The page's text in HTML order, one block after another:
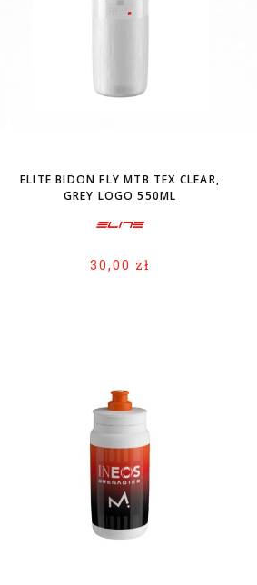
ELITE BIDON FLY MTB TEX CLEAR,
GREY LOGO 550ML
30,00 zł